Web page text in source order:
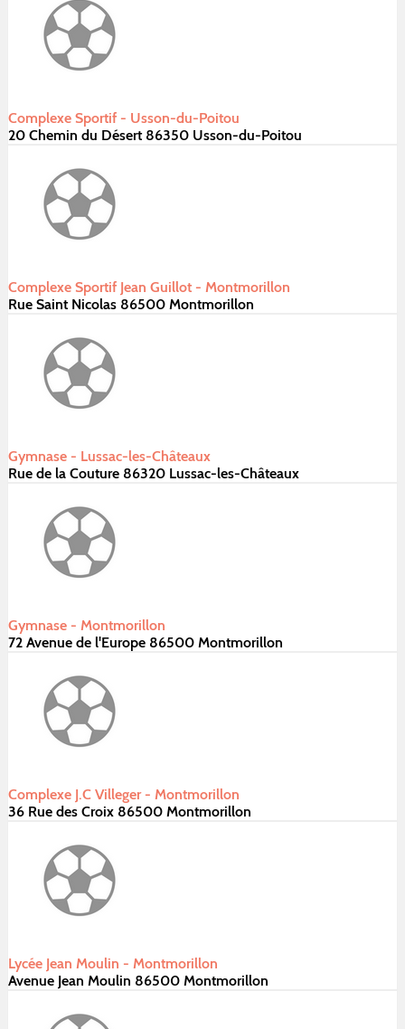
Complexe Sportif - Usson-du-Poitou
20 Chemin du Désert 86350 Usson-du-Poitou
Complexe Sportif Jean Guillot - Montmorillon
Rue Saint Nicolas 86500 Montmorillon
Gymnase - Lussac-les-Châteaux
Rue de la Couture 86320 Lussac-les-Châteaux
Gymnase - Montmorillon
72 Avenue de l'Europe 86500 Montmorillon
Complexe J.C Villeger - Montmorillon
36 Rue des Croix 86500 Montmorillon
Lycée Jean Moulin - Montmorillon
Avenue Jean Moulin 86500 Montmorillon